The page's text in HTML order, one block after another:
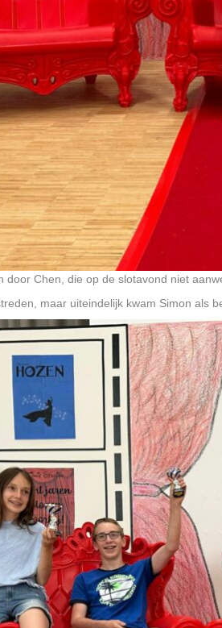
door Chen, die op de slotavond niet
maar uiteindelijk kwam Simon als